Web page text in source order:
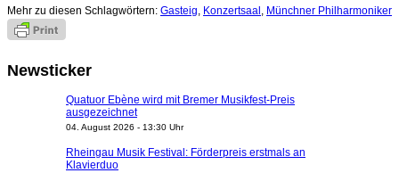
Mehr zu diesen Schlagwörtern: Gasteig, Konzertsaal , Münchner Philharmoniker
Newsticker
Quatuor Ebène wird mit Bremer Musikfest-Preis
ausgezeichnet
04. August 2026 - 13:30 Uhr
Rheingau Musik Festival: Förderpreis erstmals an
Klavierduo